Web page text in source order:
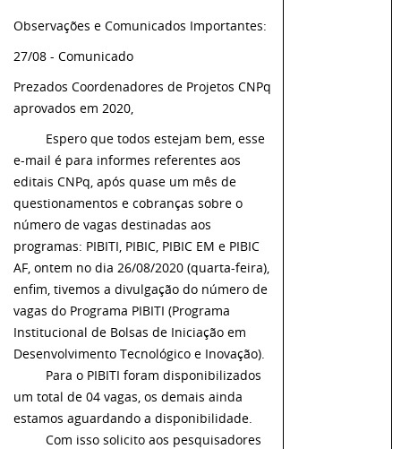
Observações e Comunicados Importantes:
27/08 - Comunicado
Prezados Coordenadores de Projetos CNPq
aprovados em 2020,
Espero que todos estejam bem, esse
e-mail é para informes referentes aos
editais CNPq, após quase um mês de
questionamentos e cobranças sobre o
número de vagas destinadas aos
programas: PIBITI, PIBIC, PIBIC EM e PIBIC
AF, ontem no dia 26/08/2020 (quarta-feira),
enfim, tivemos a divulgação do número de
vagas do Programa PIBITI (Programa
Institucional de Bolsas de Iniciação em
Desenvolvimento Tecnológico e Inovação).
Para o PIBITI foram disponibilizados
um total de 04 vagas, os demais ainda
estamos aguardando a disponibilidade.
Com isso solicito aos pesquisadores